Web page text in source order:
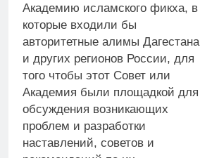
Академию исламского фикха, в
которые входили бы
авторитетные алимы Дагестана
и других регионов России, для
того чтобы этот Совет или
Академия были площадкой для
обсуждения возникающих
проблем и разработки
наставлений, советов и